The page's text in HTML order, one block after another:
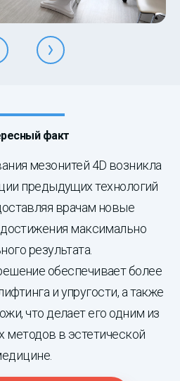
факт
мезонитей 4D возникла
предыдущих технологий
врачам новые
максимально
результата.
обеспечивает более
и упругости, а также
что делает его одним из
методов в эстетической